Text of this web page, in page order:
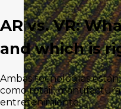
AR vs. VR:
and which is
Ambas tecnologías
como retail,
entretenimiento.